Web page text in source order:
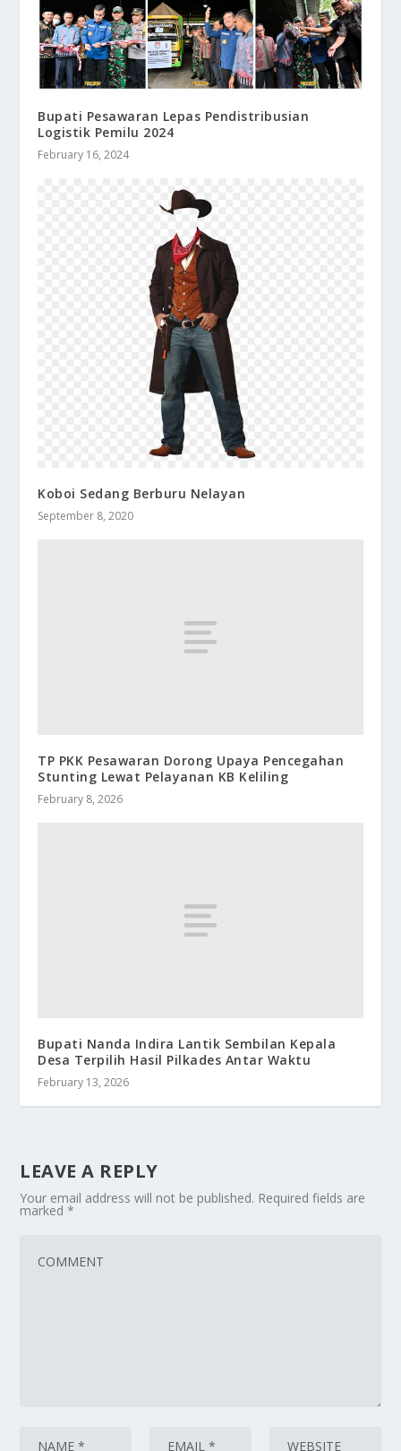
Bupati Pesawaran Lepas Pendistribusian
Logistik Pemilu 2024
February 16, 2024
Koboi Sedang Berburu Nelayan
September 8, 2020
TP PKK Pesawaran Dorong Upaya Pencegahan
Stunting Lewat Pelayanan KB Keliling
February 8, 2026
Bupati Nanda Indira Lantik Sembilan Kepala
Desa Terpilih Hasil Pilkades Antar Waktu
February 13, 2026
LEAVE A REPLY
Your email address will not be published. Required fields are
marked*